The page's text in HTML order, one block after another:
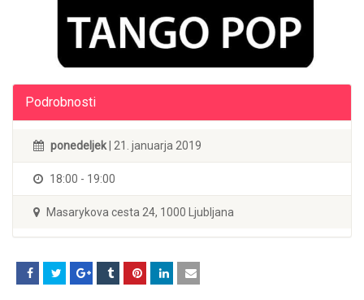
Podrobnosti
ponedeljek | 21. januarja 2019
18:00 - 19:00
Masarykova cesta 24, 1000 Ljubljana